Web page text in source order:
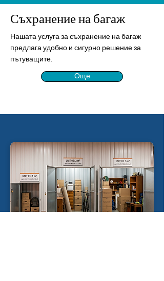
Съхранение на багаж
Нашата услуга за съхранение на багаж
предлага удобно и сигурно решение за
пътуващите.
Още